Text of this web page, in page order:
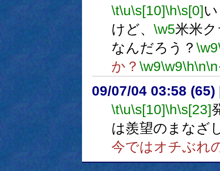
\t\u\s[10]\h\s[0]
けど、 \w5米米
なんだろう？ \w9
か？ \w9\w9\h\n\n
09/07/04 03:58 (65)
\t\u\s[10]\h\s[23]
は羨望のまなざ
今ではオチぶれ